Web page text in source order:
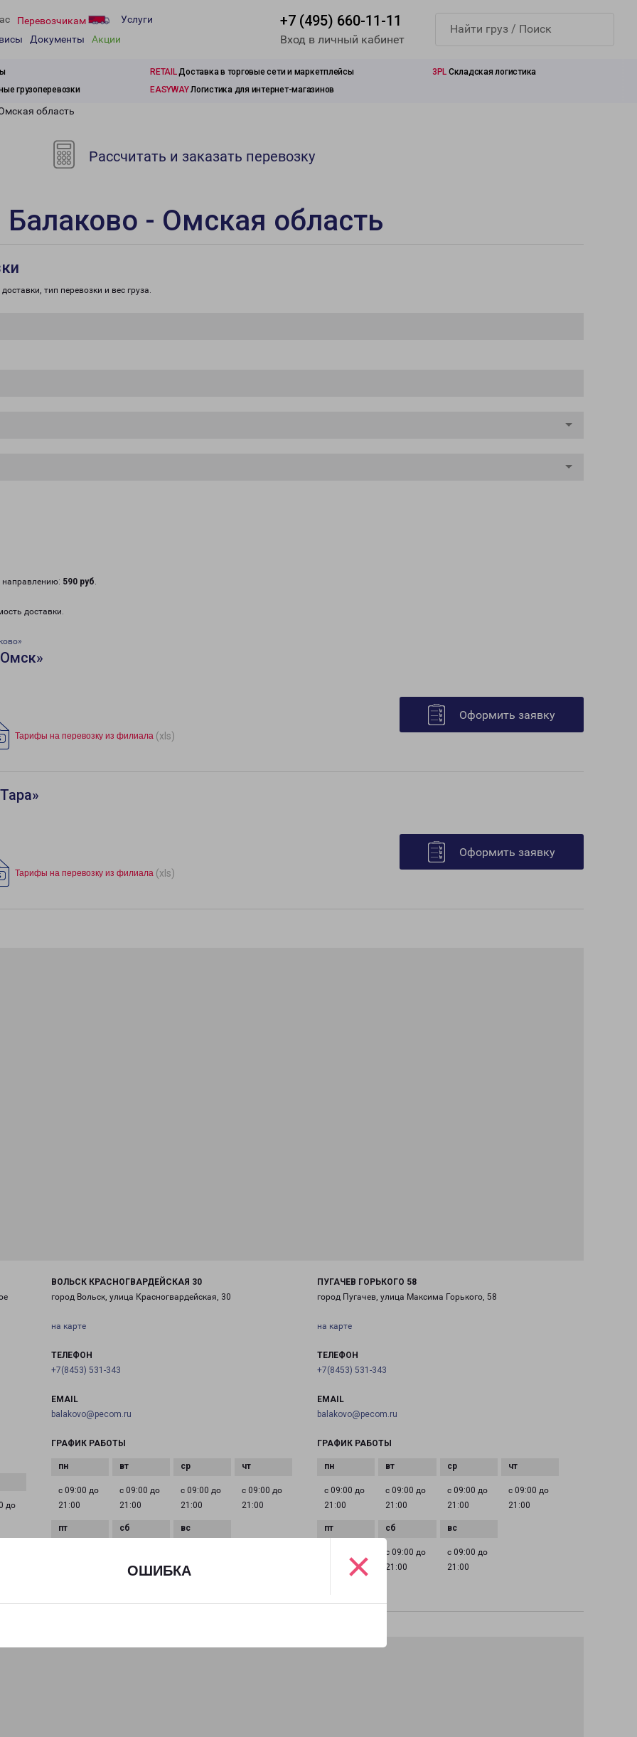
ОШИБКА ×
Перевозчикам
Услуги
Документы Акции
+7 (495) 660-11-11
Вход в личный кабинет
RETAILДоставка в торговые сети и маркетплейсы 3PL Складская логистика
грузоперевозки EASYWAYЛогистика для интернет-магазинов
область
Рассчитать и заказать перевозку
Балаково - Омская область
тип перевозки и вес груза.
590 руб.
доставки.
Тарифы на перевозку из филиала (xls)
Оформить заявку
Тарифы на перевозку из филиала (xls)
Оформить заявку
до
ВОЛЬСК КРАСНОГВАРДЕЙСКАЯ 30
город Вольск, улица Красногвардейская, 30
на карте
ТЕЛЕФОН
+7(8453) 531-343
EMAIL
balakovo@pecom.ru
ГРАФИК РАБОТЫ
с 09:00 до
21:00
с 09:00 до
21:00
с 09:00 до
21:00
с 09:00 до
21:00
21:00
21:00
ПУГАЧЕВ ГОРЬКОГО 58
город Пугачев, улица Максима Горького, 58
на карте
ТЕЛЕФОН
+7(8453) 531-343
EMAIL
balakovo@pecom.ru
ГРАФИК РАБОТЫ
с 09:00 до
21:00
с 09:00 до
21:00
с 09:00 до
21:00
с 09:00 до
21:00
с 09:00 до
21:00
с 09:00 до
21:00